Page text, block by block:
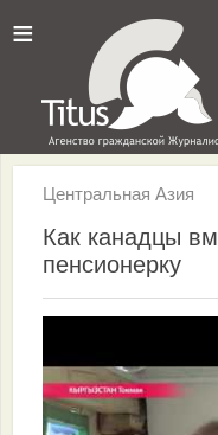
≡
Центральная Азия
Как канадцы
пенсионерку